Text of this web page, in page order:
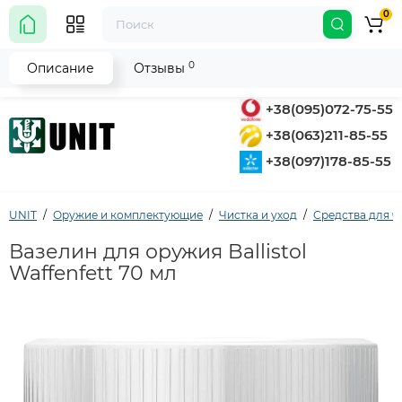
+38(095)072-75-55
+38(063)211-85-55
+38(097)178-85-55
0
UNIT Оружие и комплектующие Чистка и уход Средства для
Вазелин для оружия Ballistol
Waffenfett 70 мл
Описание Отзывы 0